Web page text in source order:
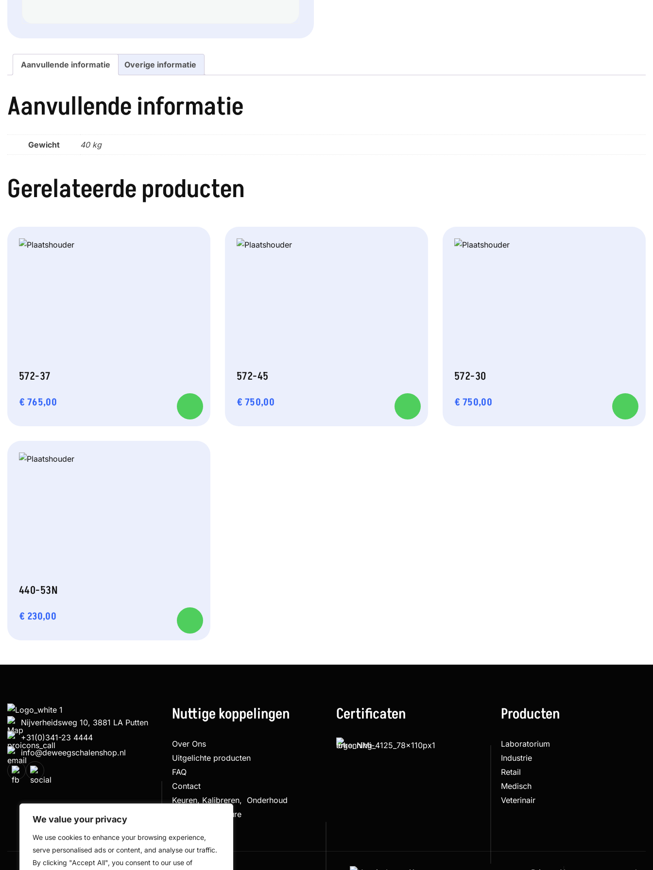
We value your privacy
We use cookies to enhance your browsing experience,
serve personalised ads or content, and analyse our traffic.
By clicking "Accept All", you consent to our use of
Aanvullende informatie Overige informatie
Aanvullende informatie
Gewicht 40 kg
Gerelateerde producten
572-37
€ 765,00
572-45
€ 750,00
572-30
€ 750,00
440-53N
€ 230,00
Nijverheidsweg 10, 3881 LA Putten
+31(0)341-23 4444
info@deweegschalenshop.nl
Nuttige koppelingen
Over Ons
Uitgelichte producten
FAQ
Contact
Keuren, Kalibreren, Onderhoud
Klachtenprocedure
Certificaten Producten
Laboratorium
Industrie
Retail
Medisch
Veterinair